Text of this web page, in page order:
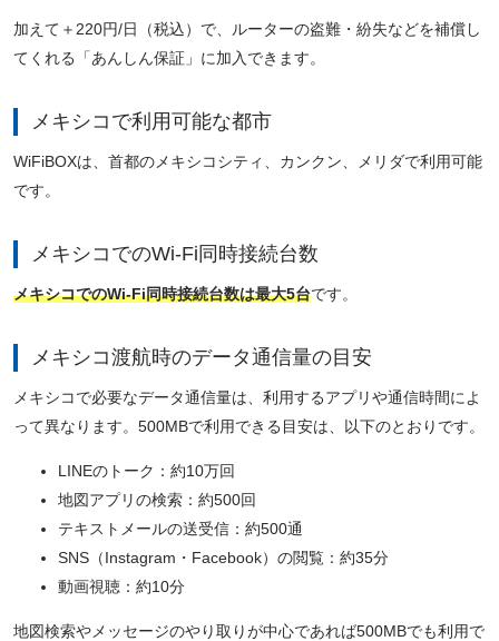
加えて＋220円/日（税込）で、ルーターの盗難・紛失などを補償し
てくれる「あんしん保証」に加入できます。
メキシコで利用可能な都市
WiFiBOXは、首都のメキシコシティ、カンクン、メリダで利用可能
です。
メキシコでのWi-Fi同時接続台数
メキシコでのWi-Fi同時接続台数は最大5台です。
メキシコ渡航時のデータ通信量の目安
メキシコで必要なデータ通信量は、利用するアプリや通信時間によ
って異なります。500MBで利用できる目安は、以下のとおりです。
LINEのトーク：約10万回
地図アプリの検索：約500回
テキストメールの送受信：約500通
SNS（Instagram・Facebook）の閲覧：約35分
動画視聴：約10分
地図検索やメッセージのやり取りが中心であれば500MBでも利用で